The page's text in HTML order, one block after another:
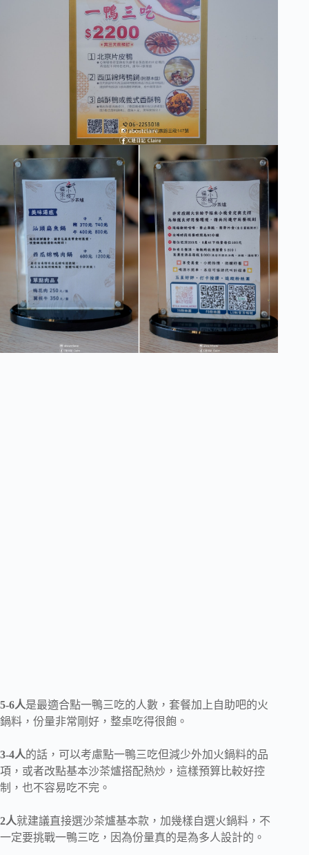
5-6人是最適合點一鴨三吃的人數，套餐加上自助吧的火
鍋料，份量非常剛好，整桌吃得很飽。
3-4人的話，可以考慮點一鴨三吃但減少外加火鍋料的品
項，或者改點基本沙茶爐搭配熱炒，這樣預算比較好控
制，也不容易吃不完。
2人就建議直接選沙茶爐基本款，加幾樣自選火鍋料，不
一定要挑戰一鴨三吃，因為份量真的是為多人設計的。